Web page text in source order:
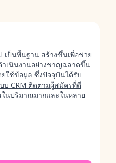
เป็นพื้นฐาน สร้างขึ้นเพื่อช่วย
ำเนินงานอย่างชาญฉลาดขึ้น
ใช้ข้อมูล ซึ่งปัจจุบันได้รับ
บ CRM ติดตามผู้สมัครที่ดี
ในปริมาณมากและในหลาย